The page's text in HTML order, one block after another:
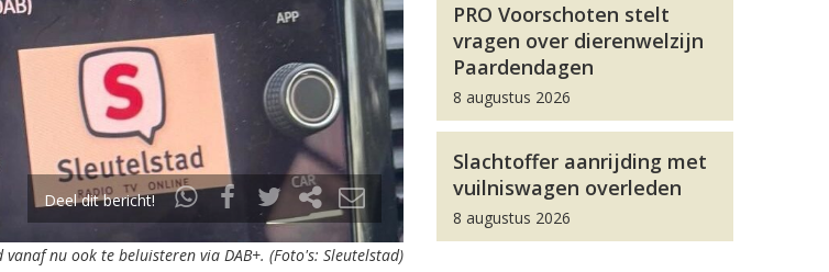
Deel dit bericht!
nu ook te beluisteren via DAB+. (Foto's: Sleutelstad)
PRO Voorschoten stelt
vragen over dierenwelzijn
Paardendagen
8 augustus 2026
Slachtoffer aanrijding met
vuilniswagen overleden
8 augustus 2026